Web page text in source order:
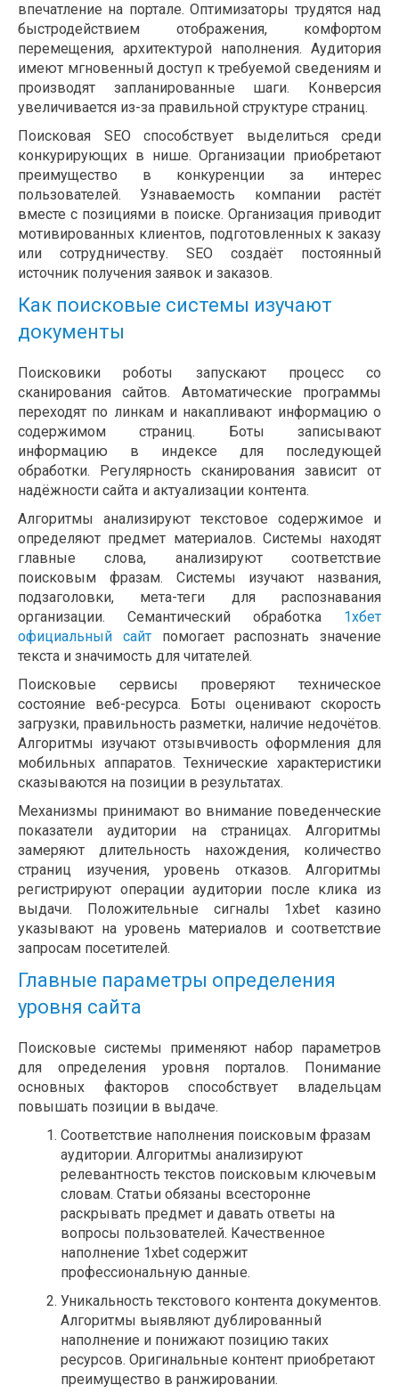
впечатление на портале. Оптимизаторы трудятся над
быстродействием отображения, комфортом
перемещения, архитектурой наполнения. Аудитория
имеют мгновенный доступ к требуемой сведениям и
производят запланированные шаги. Конверсия
увеличивается из-за правильной структуре страниц.
Поисковая SEO способствует выделиться среди
конкурирующих в нише. Организации приобретают
преимущество в конкуренции за интерес
пользователей. Узнаваемость компании растёт
вместе с позициями в поиске. Организация приводит
мотивированных клиентов, подготовленных к заказу
или сотрудничеству. SEO создаёт постоянный
источник получения заявок и заказов.
Как поисковые системы изучают
документы
Поисковики роботы запускают процесс со
сканирования сайтов. Автоматические программы
переходят по линкам и накапливают информацию о
содержимом страниц. Боты записывают
информацию в индексе для последующей
обработки. Регулярность сканирования зависит от
надёжности сайта и актуализации контента.
Алгоритмы анализируют текстовое содержимое и
определяют предмет материалов. Системы находят
главные слова, анализируют соответствие
поисковым фразам. Системы изучают названия,
подзаголовки, мета-теги для распознавания
организации. Семантический обработка 1хбет
официальный сайтпомогает распознать значение
текста и значимость для читателей.
Поисковые сервисы проверяют техническое
состояние веб-ресурса. Боты оценивают скорость
загрузки, правильность разметки, наличие недочётов.
Алгоритмы изучают отзывчивость оформления для
мобильных аппаратов. Технические характеристики
сказываются на позиции в результатах.
Механизмы принимают во внимание поведенческие
показатели аудитории на страницах. Алгоритмы
замеряют длительность нахождения, количество
страниц изучения, уровень отказов. Алгоритмы
регистрируют операции аудитории после клика из
выдачи. Положительные сигналы 1xbet казино
указывают на уровень материалов и соответствие
запросам посетителей.
Главные параметры определения
уровня сайта
Поисковые системы применяют набор параметров
для определения уровня порталов. Понимание
основных факторов способствует владельцам
повышать позиции в выдаче.
Соответствие наполнения поисковым фразам
аудитории. Алгоритмы анализируют
релевантность текстов поисковым ключевым
словам. Статьи обязаны всесторонне
раскрывать предмет и давать ответы на
вопросы пользователей. Качественное
наполнение 1xbet содержит
профессиональную данные.
Уникальность текстового контента документов.
Алгоритмы выявляют дублированный
наполнение и понижают позицию таких
ресурсов. Оригинальные контент приобретают
преимущество в ранжировании.